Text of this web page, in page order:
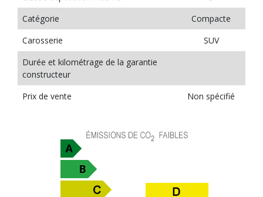
Catégorie
Compacte
Carosserie
SUV
Durée et kilométrage de la garantie
constructeur
Prix de vente
Non spécifié